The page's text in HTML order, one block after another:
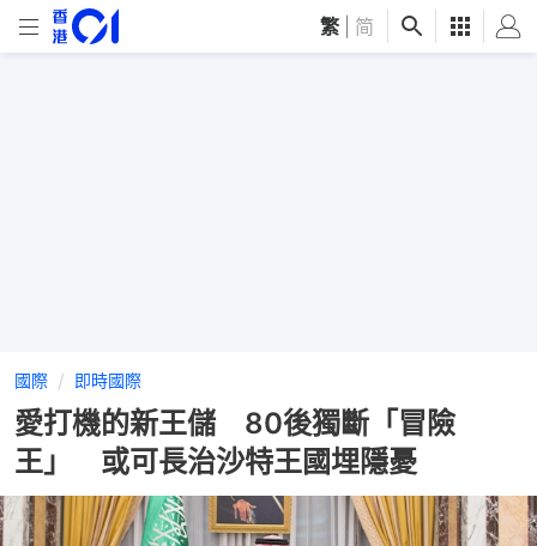
繁 简
國際 即時國際
愛打機的新王儲 80後獨斷「冒險
王」 或可長治沙特王國埋隱憂